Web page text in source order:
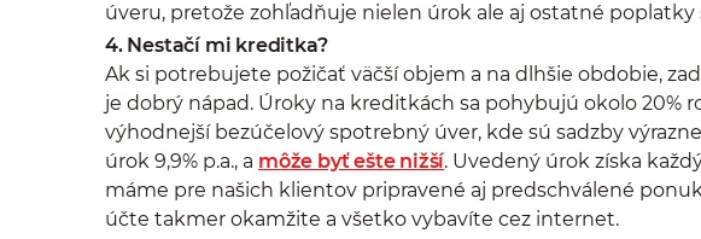
úveru, pretože zohľadňuje nielen úrok ale aj ostatné poplatky
4. Nestačí mi kreditka?
Ak si potrebujete požičať väčší objem a na dlhšie obdobie,
je dobrý nápad. Úroky na kreditkách sa pohybujú okolo 20%
výhodnejší bezúčelový spotrebný úver, kde sú sadzby
úrok 9,9% p.a., a môže byť ešte nižší. Uvedený úrok získa
máme pre našich klientov pripravené aj predschválené
účte takmer okamžite a všetko vybavíte cez internet.